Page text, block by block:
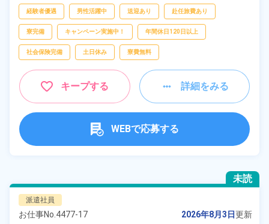
経験者優遇 男性活躍中 送迎あり 赴任旅費あり
寮完備 キャンペーン実施中！ 年間休日120日以上
社会保険完備 土日休み 寮費無料
キープする 詳細をみる
WEBで応募する
未読
派遣社員
お仕事No. 4477-17 2026年8月3日更新